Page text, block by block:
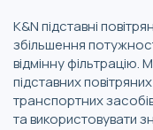
K&N підставні
збільшення
відмінну фільтрацію.
підставних
транспортних
та використовувати